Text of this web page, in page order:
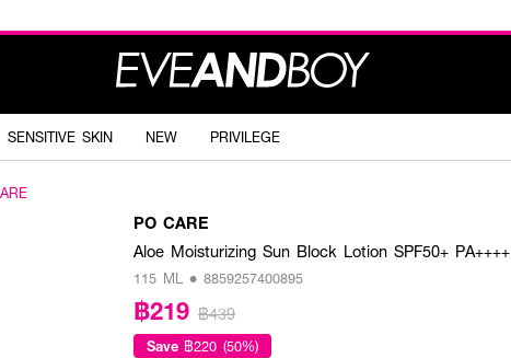
SENSITIVE SKIN NEW PRIVILEGE
PO CARE
Aloe Moisturizing Sun Block Lotion SPF50+ PA++++
115 ML • 8859257400895
฿219 ฿439
Save ฿220 (50%)